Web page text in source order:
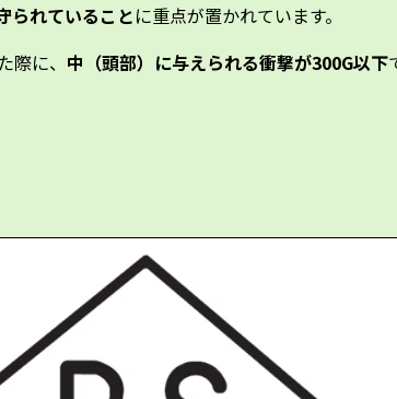
られていることに重点が置かれています。
際に、 中（頭部）に与えられる衝撃が300G以下